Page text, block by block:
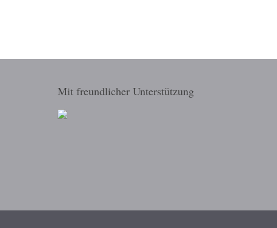
Mit freundlicher Unterstützung